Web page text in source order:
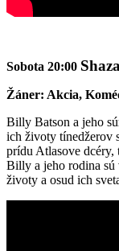
Sobota 20:00
Žáner: Akcia,
Billy Batson a jeho
ich životy tínedžerov
prídu Atlasove
Billy a jeho rodina sú
životy a osud ich